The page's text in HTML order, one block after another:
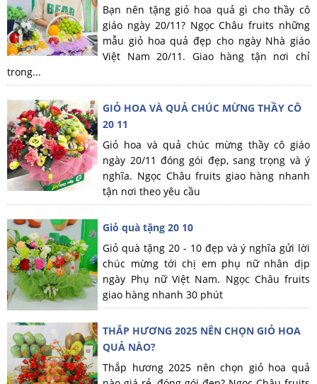
Bạn nên tặng giỏ hoa quả gì cho thầy cô
giáo ngày 20/11? Ngọc Châu fruits những
mẫu giỏ hoa quả đẹp cho ngày Nhà giáo
Việt Nam 20/11. Giao hàng tận nơi chỉ
trong...
GIỎ HOA VÀ QUẢ CHÚC MỪNG THẦY CÔ
20 11
Giỏ hoa và quả chúc mừng thầy cô giáo
ngày 20/11 đóng gói đẹp, sang trọng và ý
nghĩa. Ngọc Châu fruits giao hàng nhanh
tận nơi theo yêu cầu
Giỏ quà tặng 20 10
Giỏ quà tặng 20 - 10 đẹp và ý nghĩa gửi lời
chúc mừng tới chị em phụ nữ nhân dịp
ngày Phụ nữ Việt Nam. Ngọc Châu fruits
giao hàng nhanh 30 phút
THẮP HƯƠNG 2025 NÊN CHỌN GIỎ HOA
QUẢ NÀO?
Thắp hương 2025 nên chọn giỏ hoa quả